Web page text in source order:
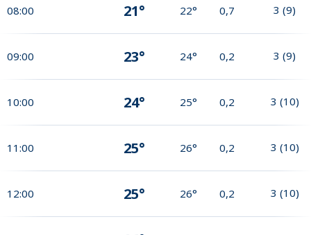
08:00 21° 22° 0,7 3 (9)
09:00 23° 24° 0,2 3 (9)
10:00 24° 25° 0,2 3 (10)
11:00 25° 26° 0,2 3 (10)
12:00 25° 26° 0,2 3 (10)